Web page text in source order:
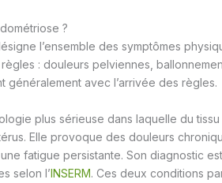
?
l’ensemble des symptômes
: douleurs pelviennes,
généralement avec l’arrivée des règles.
plus sérieuse dans laquelle du
Elle provoque des douleurs
fatigue persistante. Son diagnostic
selon l’INSERM. Ces deux conditions